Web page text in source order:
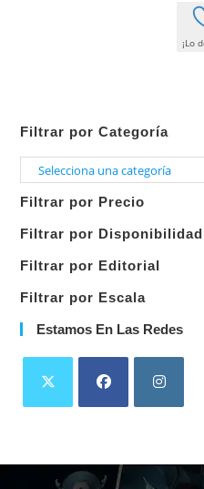
¡Lo
Filtrar por Categoría
Selecciona
categoría
Filtrar por Precio
Filtrar por Disponibilidad
Filtrar por Editorial
Filtrar por Escala
Estamos En Las Redes